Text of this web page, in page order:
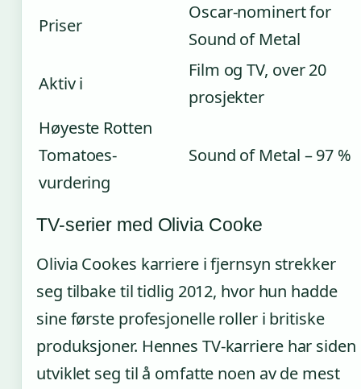
Priser
Oscar-nominert for
Sound of Metal
Aktiv i
Film og TV, over 20
prosjekter
Høyeste Rotten
Tomatoes-
vurdering
Sound of Metal – 97 %
TV-serier med Olivia Cooke
Olivia Cookes karriere i fjernsyn strekker
seg tilbake til tidlig 2012, hvor hun hadde
sine første profesjonelle roller i britiske
produksjoner. Hennes TV-karriere har siden
utviklet seg til å omfatte noen av de mest